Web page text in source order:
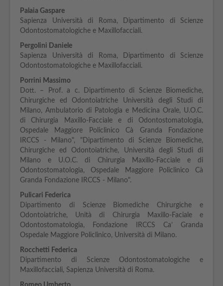
Palaia Gaspare
Sapienza Università di Roma, Dipartimento di Scienze
Odontostomatologiche e Maxillofacciali.
Pergolini Daniele
Sapienza Università di Roma, Dipartimento di Scienze
Odontostomatologiche e Maxillofacciali.
Porrini Massimo
Dott. – Prof. a c. Dipartimento di Scienze Biomediche,
Chirurgiche ed Odontoiatriche Università degli Studi di
Milano, Ambulatorio di Patologia e Medicina Orale, U.O.C.
di Chirurgia Maxillo-Facciale e di Odontostomatologia,
Ospedale Maggiore Policlinico Cà Granda Fondazione
IRCCS - Milano", "Dipartimento di Scienze Biomediche,
Chirurgiche ed Odontoiatriche, Università degli Studi di
Milano e U.O.C. di Chirurgia Maxillo-Facciale e di
Odontostomatologia, Ospedale Maggiore Policlinico Cà
Granda Fondazione IRCCS - Milano".
Pulicari Federica
Dipartimento di Scienze Biomediche Chirurgiche e
Odontoiatriche, Unità di Chirurgia Maxillo-Faciale e
Odontostomatologia, Fondazione IRCCS Ca’ Granda
Ospedale Maggiore Policlinico, Università di Milano.
Rocchetti Federica
Dipartimento di Scienze Odontostomatologiche e
Maxillofacciali, Sapienza Università di Roma.